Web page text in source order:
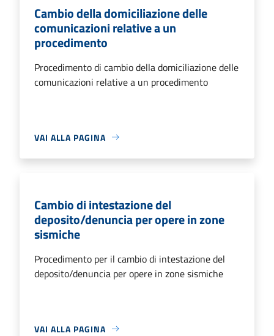
Cambio della domiciliazione delle
comunicazioni relative a un
procedimento
Procedimento di cambio della domiciliazione delle
comunicazioni relative a un procedimento
VAI ALLA PAGINA
Cambio di intestazione del
deposito/denuncia per opere in zone
sismiche
Procedimento per il cambio di intestazione del
deposito/denuncia per opere in zone sismiche
VAI ALLA PAGINA